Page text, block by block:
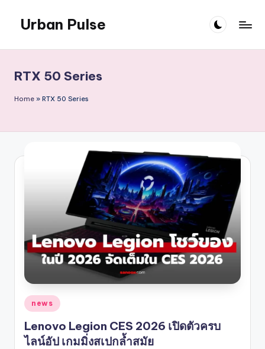
content
Urban Pulse
RTX 50 Series
Home » RTX 50 Series
Posted
in
news
Lenovo Legion CES 2026 เปิดตัวครบ
ไลน์อัป เกมมิ่งสเปกล้ำสมัย